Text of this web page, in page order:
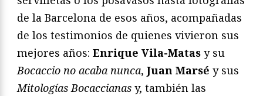
de la Barcelona de esos años, acompañadas
de los testimonios de quienes vivieron sus
mejores años: Enrique Vila-Matas y su
Bocaccio no acaba nunca, Juan Marsé y sus
Mitologías Bocaccianas y, también las